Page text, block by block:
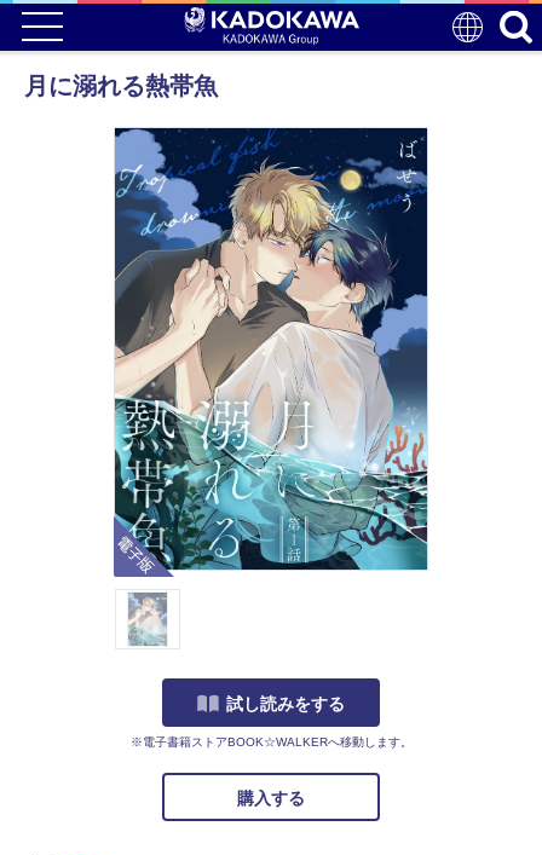
月に溺れる熱帯魚
電子版
試し読みをする
※電子書籍ストアBOOK☆WALKERへ移動します。
購入する